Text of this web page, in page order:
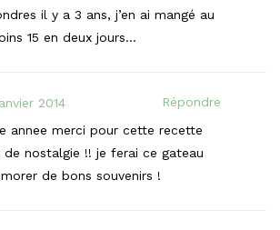
il y a 3 ans, j’en ai mangé au
15 en deux jours…
2014
Répondre
annee merci pour cette recette
nostalgie !! je ferai ce gateau
de bons souvenirs !